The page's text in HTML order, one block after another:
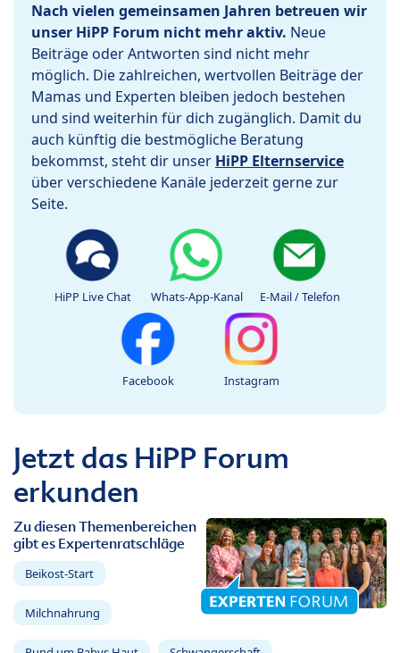
Nach vielen gemeinsamen Jahren betreuen wir
unser HiPP Forum nicht mehr aktiv. Neue
Beiträge oder Antworten sind nicht mehr
möglich. Die zahlreichen, wertvollen Beiträge der
Mamas und Experten bleiben jedoch bestehen
und sind weiterhin für dich zugänglich. Damit du
auch künftig die bestmögliche Beratung
bekommst, steht dir unser HiPP Elternservice
über verschiedene Kanäle jederzeit gerne zur
Seite.
HiPP Live Chat Whats-App-Kanal E-Mail / Telefon
Facebook Instagram
Jetzt das HiPP Forum
erkunden
Zu diesen Themenbereichen
gibt es Expertenratschläge
Beikost-Start
Milchnahrung